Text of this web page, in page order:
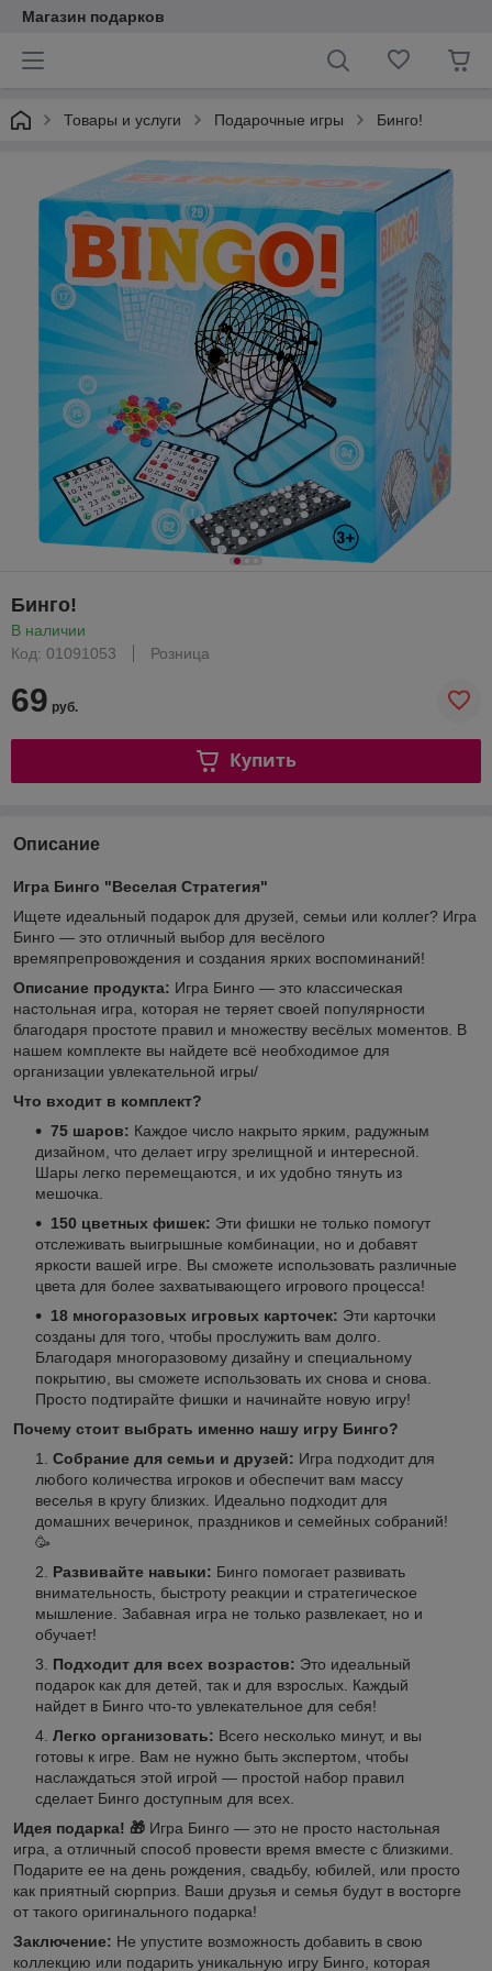
Магазин подарков
Товары и услуги Подарочные игры Бинго!
Бинго!
В наличии
Код: 01091053
Розница
69 руб.
Купить
Описание
Игра Бинго "Веселая Стратегия"
Ищете идеальный подарок для друзей, семьи или коллег? Игра
Бинго — это отличный выбор для весёлого
времяпрепровождения и создания ярких воспоминаний!
Описание продукта: Игра Бинго — это классическая
настольная игра, которая не теряет своей популярности
благодаря простоте правил и множеству весёлых моментов. В
нашем комплекте вы найдете всё необходимое для
организации увлекательной игры/
Что входит в комплект?
75 шаров: Каждое число накрыто ярким, радужным
дизайном, что делает игру зрелищной и интересной.
Шары легко перемещаются, и их удобно тянуть из
мешочка.
150 цветных фишек: Эти фишки не только помогут
отслеживать выигрышные комбинации, но и добавят
яркости вашей игре. Вы сможете использовать различные
цвета для более захватывающего игрового процесса!
18 многоразовых игровых карточек: Эти карточки
созданы для того, чтобы прослужить вам долго.
Благодаря многоразовому дизайну и специальному
покрытию, вы сможете использовать их снова и снова.
Просто подтирайте фишки и начинайте новую игру!
Почему стоит выбрать именно нашу игру Бинго?
Собрание для семьи и друзей: Игра подходит для
любого количества игроков и обеспечит вам массу
веселья в кругу близких. Идеально подходит для
домашних вечеринок, праздников и семейных собраний!
🥳
Развивайте навыки: Бинго помогает развивать
внимательность, быстроту реакции и стратегическое
мышление. Забавная игра не только развлекает, но и
обучает!
Подходит для всех возрастов: Это идеальный
подарок как для детей, так и для взрослых. Каждый
найдет в Бинго что-то увлекательное для себя!
Легко организовать: Всего несколько минут, и вы
готовы к игре. Вам не нужно быть экспертом, чтобы
наслаждаться этой игрой — простой набор правил
сделает Бинго доступным для всех.
Идея подарка! 🎁 Игра Бинго — это не просто настольная
игра, а отличный способ провести время вместе с близкими.
Подарите ее на день рождения, свадьбу, юбилей, или просто
как приятный сюрприз. Ваши друзья и семья будут в восторге
от такого оригинального подарка!
Заключение: Не упустите возможность добавить в свою
коллекцию или подарить уникальную игру Бинго, которая